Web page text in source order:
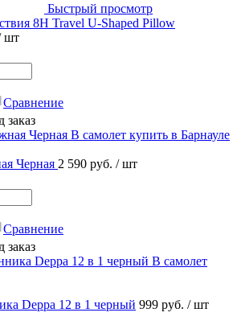
Быстрый просмотр
8H Travel U-Shaped Pillow
шт
Сравнение
заказ
Черная 2 590 руб. / шт
Сравнение
заказ
Deppa 12 в 1 черный 999 руб. / шт